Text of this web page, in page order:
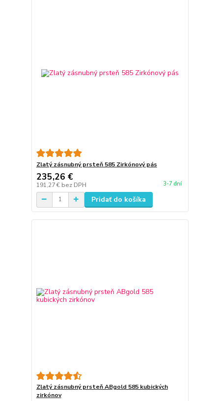
Zlatý zásnubný prsteň 585 Zirkónový pás
235,26 €
191,27 € bez DPH 3-7 dní
Pridať do košíka
Zlatý zásnubný prsteň ABgold 585 kubických
zirkónov